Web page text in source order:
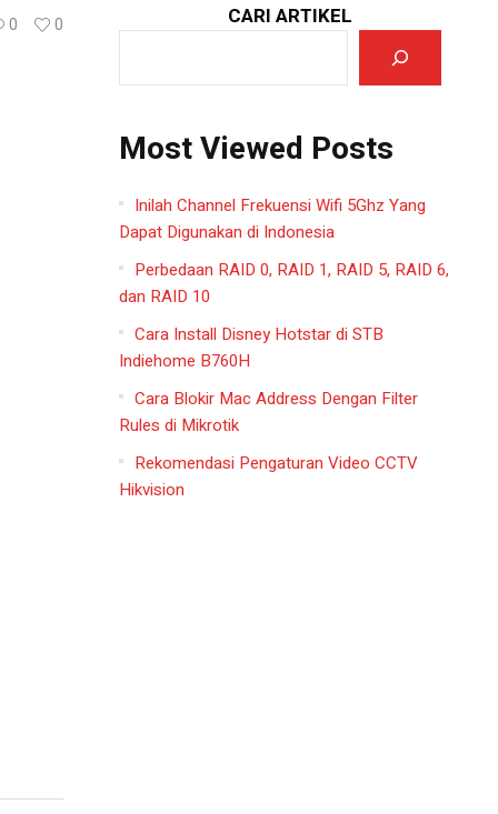
0 0 CARI ARTIKEL
Most Viewed Posts
Inilah Channel Frekuensi Wifi 5Ghz Yang
Dapat Digunakan di Indonesia
Perbedaan RAID 0, RAID 1, RAID 5, RAID 6,
dan RAID 10
Cara Install Disney Hotstar di STB
Indiehome B760H
Cara Blokir Mac Address Dengan Filter
Rules di Mikrotik
Rekomendasi Pengaturan Video CCTV
Hikvision